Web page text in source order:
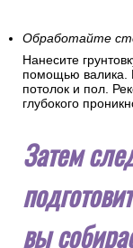
Обработайте
Нанесите
помощью валика.
потолок и пол.
глубокого
Затем
вы